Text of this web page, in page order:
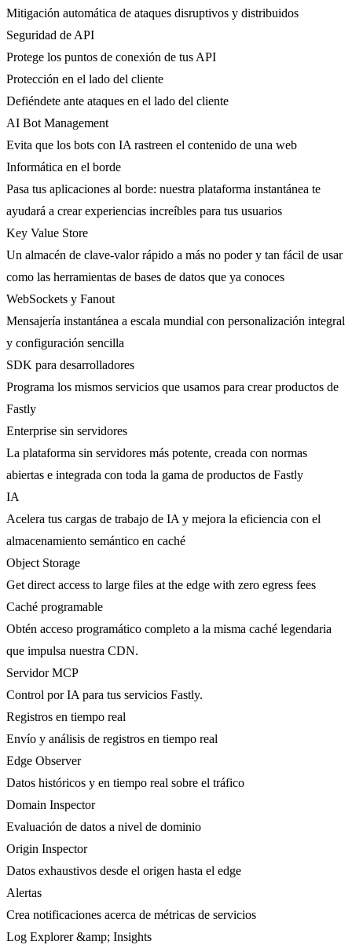
Mitigación automática de ataques disruptivos y distribuidos
Seguridad de API
Protege los puntos de conexión de tus API
Protección en el lado del cliente
Defiéndete ante ataques en el lado del cliente
AI Bot Management
Evita que los bots con IA rastreen el contenido de una web
Informática en el borde
Pasa tus aplicaciones al borde: nuestra plataforma instantánea te
ayudará a crear experiencias increíbles para tus usuarios
Key Value Store
Un almacén de clave-valor rápido a más no poder y tan fácil de usar
como las herramientas de bases de datos que ya conoces
WebSockets y Fanout
Mensajería instantánea a escala mundial con personalización integral
y configuración sencilla
SDK para desarrolladores
Programa los mismos servicios que usamos para crear productos de
Fastly
Enterprise sin servidores
La plataforma sin servidores más potente, creada con normas
abiertas e integrada con toda la gama de productos de Fastly
IA
Acelera tus cargas de trabajo de IA y mejora la eficiencia con el
almacenamiento semántico en caché
Object Storage
Get direct access to large files at the edge with zero egress fees
Caché programable
Obtén acceso programático completo a la misma caché legendaria
que impulsa nuestra CDN.
Servidor MCP
Control por IA para tus servicios Fastly.
Registros en tiempo real
Envío y análisis de registros en tiempo real
Edge Observer
Datos históricos y en tiempo real sobre el tráfico
Domain Inspector
Evaluación de datos a nivel de dominio
Origin Inspector
Datos exhaustivos desde el origen hasta el edge
Alertas
Crea notificaciones acerca de métricas de servicios
Log Explorer &amp; Insights